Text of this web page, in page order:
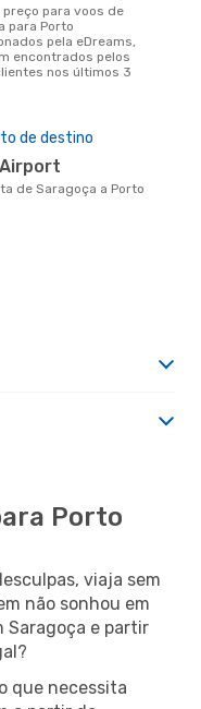
para Porto
pela eDreams,
encontrados pelos
nos últimos 3
de destino
Airport
de Saragoça a Porto
Porto
viaja sem
não sonhou em
Saragoça e partir
que necessita